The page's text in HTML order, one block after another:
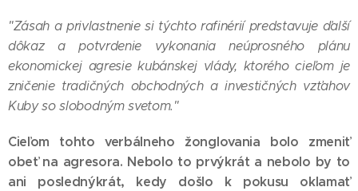
"Zásah a privlastnenie si týchto rafinérií predstavuje ďalší
dôkaz a potvrdenie vykonania neúprosného plánu
ekonomickej agresie kubánskej vlády, ktorého cieľom je
zničenie tradičných obchodných a investičných vzťahov
Kuby so slobodným svetom."
Cieľom tohto verbálneho žonglovania bolo zmeniť
obeť na agresora. Nebolo to prvýkrát a nebolo by to
ani poslednýkrát, kedy došlo k pokusu oklamať